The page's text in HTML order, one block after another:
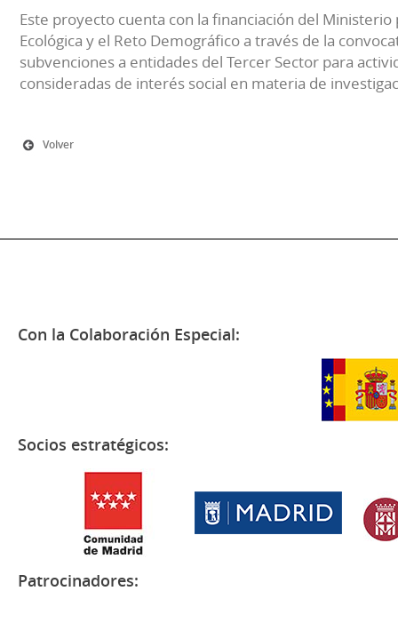
Este proyecto cuenta con la financiación del Ministerio
Ecológica y el Reto Demográfico a través de la
subvenciones a entidades del Tercer Sector para
consideradas de interés social en materia de
Volver
Con la Colaboración Especial:
Socios estratégicos:
Patrocinadores: